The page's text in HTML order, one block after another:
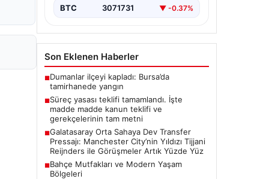
bölgesine güçlü bir takviye yapma…
BTC 3071731 ▼ -0.37%
Son Eklenen Haberler
■Dumanlar ilçeyi kapladı: Bursa’da
tamirhanede yangın
■Süreç yasası teklifi tamamlandı. İşte
madde madde kanun teklifi ve
gerekçelerinin tam metni
■Galatasaray Orta Sahaya Dev Transfer
Pressajı: Manchester City’nin Yıldızı Tijjani
Reijnders ile Görüşmeler Artık Yüzde Yüz
■Bahçe Mutfakları ve Modern Yaşam
Bölgeleri